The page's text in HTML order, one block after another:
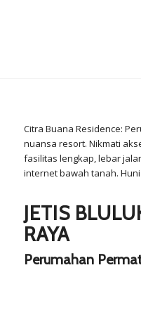
Citra Buana Residence:
nuansa resort. Nikmati
fasilitas lengkap, lebar
internet bawah tanah.
JETIS
RAYA
Perumahan